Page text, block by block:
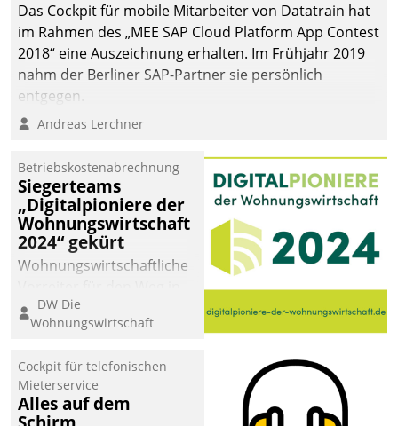
Das Cockpit für mobile Mitarbeiter von Datatrain hat
im Rahmen des „MEE SAP Cloud Platform App Contest
2018“ eine Auszeichnung erhalten. Im Frühjahr 2019
nahm der Berliner SAP-Partner sie persönlich
entgegen.
Andreas Lerchner
Betriebskostenabrechnung
Siegerteams
„Digitalpioniere der
Wohnungswirtschaft
2024“ gekürt
Wohnungswirtschaftliche
eine digitale Zukunft zu
finden, ist das Ziel des
der
Wohnungswirtschaft“.
Bewerben können sich
DW Die
Wohnungswirtschaft
Cockpit für telefonischen
Mieterservice
Alles auf dem